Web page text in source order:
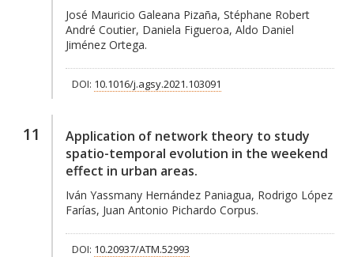
José Mauricio Galeana Pizaña, Stéphane Robert
André Coutier, Daniela Figueroa, Aldo Daniel
Jiménez Ortega.
DOI: 10.1016/j.agsy.2021.103091
11
Application of network theory to study
spatio-temporal evolution in the weekend
effect in urban areas.
Iván Yassmany Hernández Paniagua, Rodrigo López
Farías, Juan Antonio Pichardo Corpus.
DOI: 10.20937/ATM.52993